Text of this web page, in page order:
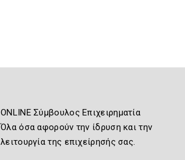
ONLINE Σύμβουλος Επιχειρηματία
Όλα όσα αφορούν την ίδρυση και την
λειτουργία της επιχείρησής σας.